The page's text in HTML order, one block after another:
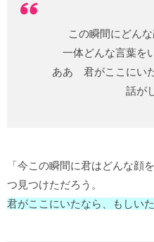
この瞬間にどん
一体どんな言葉を
ああ 君がここにい
話が
「今この瞬間に君はどんな顔
つ見つけただろう。
君がここにいたなら、もしい